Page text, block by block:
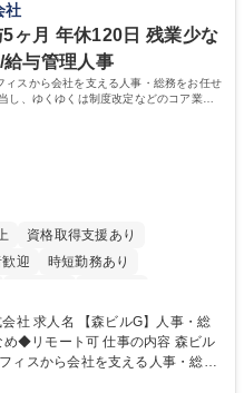
社
5ヶ月 年休120日 残業少な
与管理人事
スから会社を支える人事・総務をお任せ
し、ゆくゆくは制度改定などのコア業務
資格取得支援あり
迎
時短勤務あり
迎 駅近5分以内 土日祝休み
事・総
仕事の内容 森ビル
ィスから会社を支える人事・総務
ランスよく担当し、ゆくゆくは制